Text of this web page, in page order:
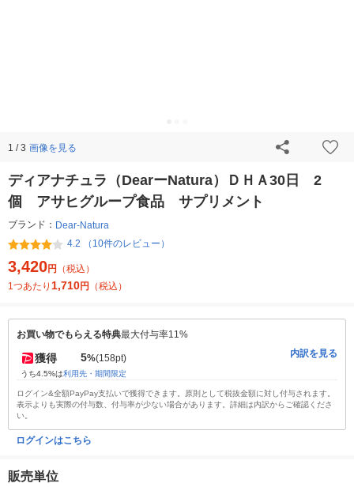
1 / 3 画像を見る
ディアナチュラ（DearーNatura）ＤＨＡ30日 2
個 アサヒグループ食品 サプリメント
ブランド： Dear-Natura
4.2 （10件のレビュー）
3,420円
（税込）
1つあたり 1,710円 （税込）
お買い物でもらえる特典最大付与率11%
獲得 5%(158pt)
うち4.5%は利用先・期間限定
内訳を見る
ログイン&全額PayPay支払いで獲得できます。原則として税抜金額に対し付与されます。
表示よりも実際の付与数、付与率が少ない場合があります。詳細は内訳からご確認くださ
い。
ログインはこちら
販売単位